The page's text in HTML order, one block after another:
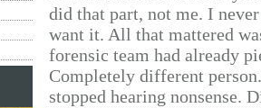
did that part, not me. I
want it. All that mattered
forensic team had already
Completely different
stopped hearing nonsense.